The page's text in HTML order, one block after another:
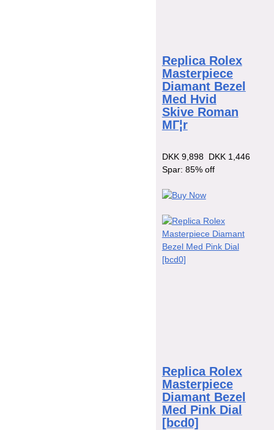
Replica Rolex
Masterpiece
Diamant Bezel
Med Hvid
Skive Roman
MГ¦r
DKK 9,898 DKK 1,446
Spar: 85% off
Replica Rolex
Masterpiece
Diamant Bezel
Med Pink Dial
[bcd0]